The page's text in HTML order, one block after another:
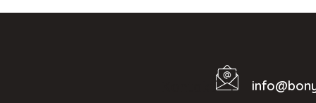
info@